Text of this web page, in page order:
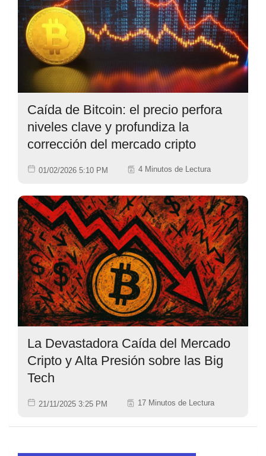
Caída de Bitcoin: el precio perfora
niveles clave y profundiza la
corrección del mercado cripto
01/02/2026 5:10 PM 4 Minutos de Lectura
La Devastadora Caída del Mercado
Cripto y Alta Presión sobre las Big
Tech
21/11/2025 3:25 PM 17 Minutos de Lectura